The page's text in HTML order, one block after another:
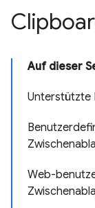
Auf dieser
Unterstützte
Web-